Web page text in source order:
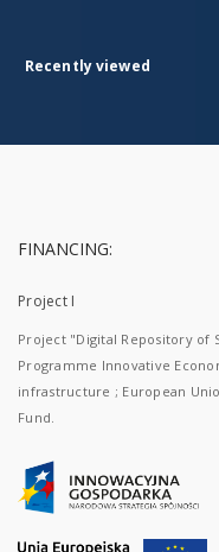
Recently viewed
FINANCING:
Project I
Project "Digital Repository of
Programme Innovative
infrastructure ; European
Fund.